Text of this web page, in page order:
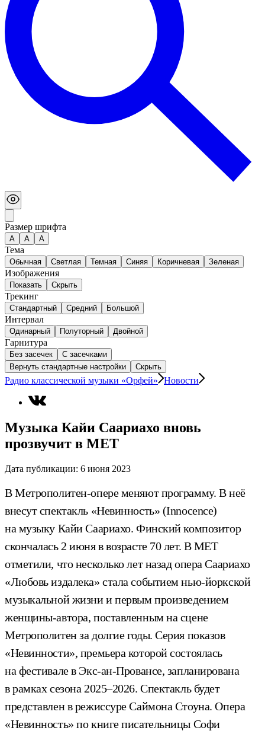
Размер шрифта
А A A
Тема
Обычная Светлая Темная Синяя Коричневая Зеленая
Изображения
Показать Скрыть
Трекинг
Стандартный Средний Большой
Интервал
Одинарный Полуторный Двойной
Гарнитура
Без засечек
С засечками
Вернуть стандартные настройки
Скрыть
Радио классической музыки «Орфей» Новости
Музыка Кайи Саариахо вновь
прозвучит в МЕТ
Дата публикации: 6 июня 2023
В Метрополитен-опере меняют программу. В неё
внесут спектакль «Невинность» (Innocence)
на музыку Кайи Саариахо. Финский композитор
скончалась 2 июня в возрасте 70 лет. В МЕТ
отметили, что несколько лет назад опера Саариахо
«Любовь издалека» стала событием нью-йоркской
музыкальной жизни и первым произведением
женщины-автора, поставленным на сцене
Метрополитен за долгие годы. Серия показов
«Невинности», премьера которой состоялась
на фестивале в Экс-ан-Провансе, запланирована
в рамках сезона 2025–2026. Спектакль будет
представлен в режиссуре Саймона Стоуна. Опера
«Невинность» по книге писательницы Софи